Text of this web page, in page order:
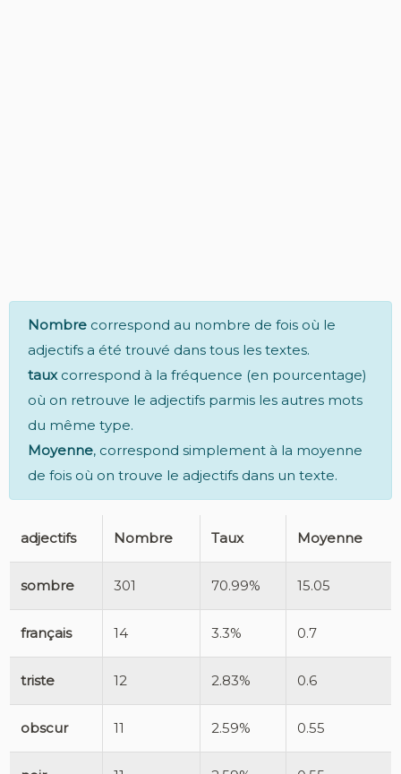
Nombre correspond au nombre de fois où le
adjectifs a été trouvé dans tous les textes.
tauxcorrespond à la fréquence (en pourcentage)
où on retrouve le adjectifs parmis les autres mots
du même type.
Moyenne, correspond simplement à la moyenne
de fois où on trouve le adjectifs dans un texte.
adjectifs Nombre Taux Moyenne
sombre 301 70.99% 15.05
français 14 3.3% 0.7
triste 12 2.83% 0.6
obscur 11 2.59% 0.55